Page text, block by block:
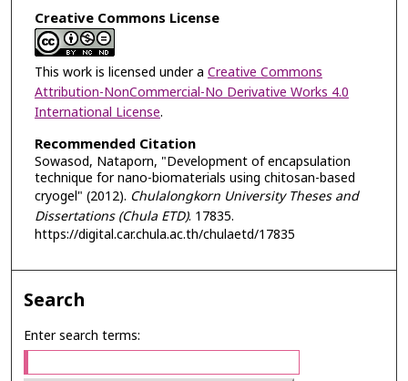
Creative Commons License
This work is licensed under a Creative Commons
Attribution-NonCommercial-No Derivative Works 4.0
International License.
Recommended Citation
Sowasod, Nataporn, "Development of encapsulation
technique for nano-biomaterials using chitosan-based
cryogel" (2012). Chulalongkorn University Theses and
Dissertations (Chula ETD). 17835.
https://digital.car.chula.ac.th/chulaetd/17835
Search
Enter search terms: